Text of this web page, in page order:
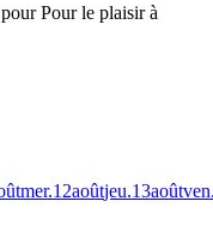
Pour le plaisir à
mer.12aoûtjeu.13août